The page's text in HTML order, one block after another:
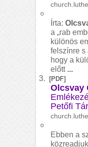
o
Írta:
a „rab
különös
felszínre s
hogy a
előtt ...
3.
[PDF]
Olcsvay
Petőfi
o
Ebben a
közreadjuk